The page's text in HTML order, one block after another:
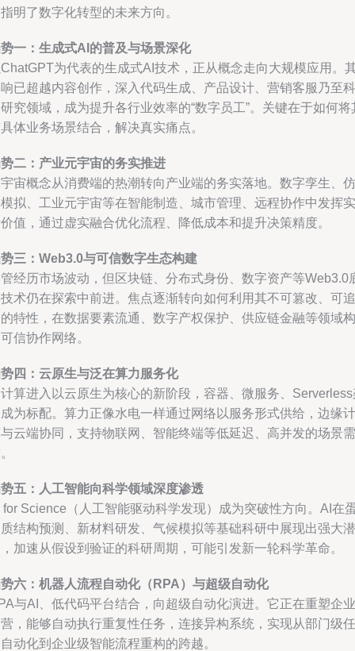
明了数字化转型的未来方向。
一：生成式AI的普及与场景深化
为代表的生成式AI技术，正从概念走向大规模应用。
已超越内容创作，深入代码生成、产品设计、营销客服乃至科
究领域，成为提升各行业效率的“数字员工”。关键在于如何将
体业务场景结合，解决真实痛点。
二：产业元宇宙的务实推进
宙概念从消费端的热潮转向产业端的务实落地。数字孪生、仿
拟、工业元宇宙等在智能制造、城市管理、远程协作中发挥实
值，通过虚实融合优化流程、降低成本和提升决策精度。
三：Web3.0与可信数字生态构建
经历市场波动，但区块链、分布式身份、数字资产等Web3.0
术仍在探索中前进。焦点逐渐转向如何利用其不可篡改、可追
特性，在数据要素流通、数字产权保护、供应链金融等领域构
信协作网络。
四：云原生与泛在算力服务化
算进入以云原生为核心的新阶段，容器、微服务、Serverless
为标配。算力正像水电一样通过网络以服务形式供给，边缘计
云端协同，支持物联网、智能终端等低延迟、高并发的场景需
五：人工智能向科学领域深度渗透
for Science（人工智能驱动科学发现）成为突破性方向。AI在
结构预测、新材料研发、气候模拟等基础科研中展现出强大潜
加速从假设到验证的科研周期，可能引发新一轮科学革命。
六：机器人流程自动化（RPA）与超级自动化
与AI、低代码平台结合，向超级自动化演进。它正在重塑企业
，能够自动执行重复性任务，连接异构系统，实现从部门级任
动化到企业级智能流程重构的跨越。